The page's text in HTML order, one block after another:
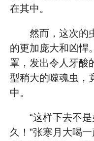
在其中。
然而，这次的
的更加庞大和凶悍
罩，发出令人牙酸
型稍大的噬魂虫，
中。
“这样下去不
久！”张寒月大喝